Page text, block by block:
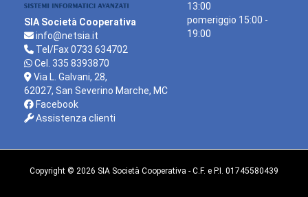
SIA Società Cooperativa
info@netsia.it
Tel/Fax 0733 634702
Cel. 335 8393870
Via L. Galvani, 28,
62027, San Severino Marche, MC
Facebook
Assistenza clienti
13:00
pomeriggio 15:00 -
19:00
Copyright © 2026 SIA Società Cooperativa - C.F. e P.I. 01745580439